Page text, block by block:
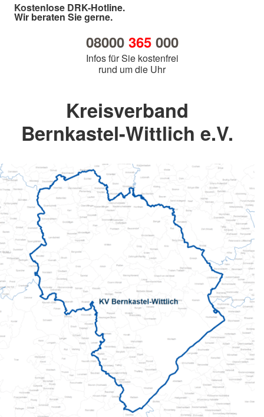
Kostenlose DRK-Hotline.
Wir beraten Sie gerne.
08000 365000
Infos für Sie kostenfrei
rund um die Uhr
Kreisverband
Bernkastel-Wittlich e.V.